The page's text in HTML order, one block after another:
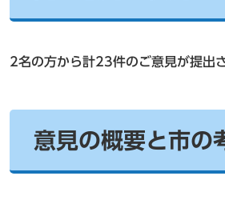
2名の方から計23件のご意見が提出
意見の概要と市の